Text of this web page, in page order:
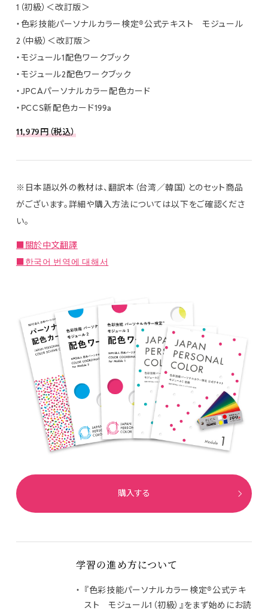
1（初級）＜改訂版＞
・色彩技能パーソナルカラー検定®公式テキスト モジュール
2（中級）＜改訂版＞
・モジュール1配色ワークブック
・モジュール2配色ワークブック
・JPCAパーソナルカラー配色カード
・PCCS新配色カード199a
11,979円（税込）
※日本語以外の教材は、翻訳本（台湾／韓国）とのセット商品
がございます。詳細や購入方法については以下をご確認くださ
い。
■關於中文翻譯
■한국어 번역에 대해서
購入する
学習の進め方について
『色彩技能パーソナルカラー検定®公式テキ
スト モジュール1（初級）』をまず始めにお読